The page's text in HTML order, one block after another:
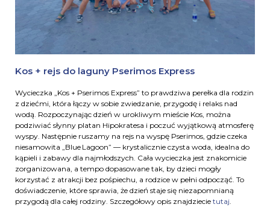
Kos + rejs do laguny Pserimos Express
Wycieczka „Kos + Pserimos Express” to prawdziwa perełka dla rodzin
z dziećmi, która łączy w sobie zwiedzanie, przygodę i relaks nad
wodą. Rozpoczynając dzień w urokliwym mieście Kos, można
podziwiać słynny platan Hipokratesa i poczuć wyjątkową atmosferę
wyspy. Następnie ruszamy na rejs na wyspę Pserimos, gdzie czeka
niesamowita „Blue Lagoon” — krystalicznie czysta woda, idealna do
kąpieli i zabawy dla najmłodszych. Cała wycieczka jest znakomicie
zorganizowana, a tempo dopasowane tak, by dzieci mogły
korzystać z atrakcji bez pośpiechu, a rodzice w pełni odpocząć. To
doświadczenie, które sprawia, że dzień staje się niezapomnianą
przygodą dla całej rodziny. Szczegółowy opis znajdziecie tutaj